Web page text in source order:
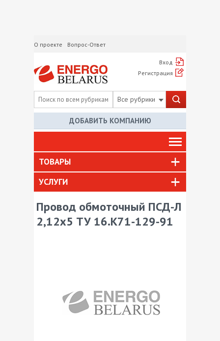
О проекте Вопрос-Ответ
Вход
Регистрация
Все рубрики
ДОБАВИТЬ КОМПАНИЮ
ТОВАРЫ
УСЛУГИ
Провод обмоточный ПСД-Л
2,12х5 ТУ 16.К71-129-91